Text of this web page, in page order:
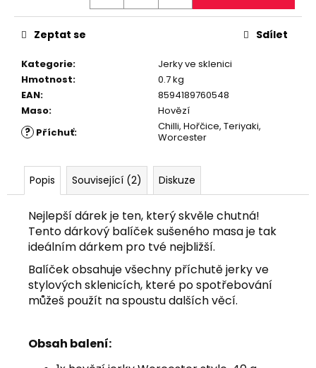
Kategorie:
Jerky ve sklenici
Hmotnost:
0.7 kg
EAN:
8594189760548
Maso: Hovězí
? Příchuť:
Chilli, Hořčice, Teriyaki,
Worcester
Zeptat se Sdílet
Popis Související (2) Diskuze
Nejlepší dárek je ten, který skvěle chutná!
Tento dárkový balíček sušeného masa je tak
ideálním dárkem pro tvé nejbližší.
Balíček obsahuje všechny příchutě jerky ve
stylových sklenicích, které po spotřebování
můžeš použít na spoustu dalších věcí.
Obsah balení:
e
m
HOVĚZÍ
JERKY
TYČINKY
PŘÍCHUTÍ
175
Původně:
180